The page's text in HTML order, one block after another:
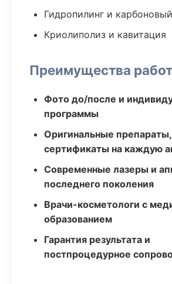
Гидропилинг и
Криолиполиз и кавитация
Преимущества
Фото до/после и
программы
Оригинальные препараты,
сертификаты на каждую
Современные лазеры и
последнего поколения
Врачи-косметологи с
образованием
Гарантия результата и
постпроцедурное